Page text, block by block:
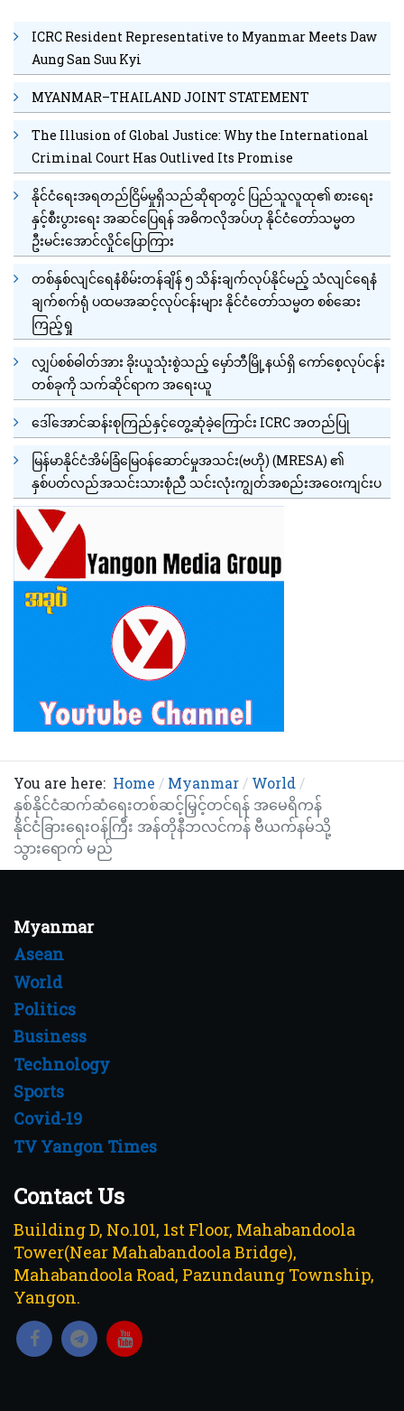
ICRC Resident Representative to Myanmar Meets Daw
Aung San Suu Kyi
MYANMAR–THAILAND JOINT STATEMENT
The Illusion of Global Justice: Why the International
Criminal Court Has Outlived Its Promise
နိုင်ငံရေးအရတည်ငြိမ်မှုရှိသည်ဆိုရာတွင် ပြည်သူလူထု၏ စားရေး
နှင့်စီးပွားရေး အဆင်ပြေရန် အဓိကလိုအပ်ဟု နိုင်ငံတော်သမ္မတ
ဦးမင်းအောင်လှိုင်ပြောကြား
တစ်နှစ်လျင်ရေနံစိမ်းတန်ချိန် ၅ သိန်းချက်လုပ်နိုင်မည့် သံလျင်ရေနံ
ချက်စက်ရုံ ပထမအဆင့်လုပ်ငန်းများ နိုင်ငံတော်သမ္မတ စစ်ဆေး
ကြည့်ရှု
လျှပ်စစ်ဓါတ်အား ခိုးယူသုံးစွဲသည့် မှော်ဘီမြို့နယ်ရှိ ကော်စေ့လုပ်ငန်း
တစ်ခုကို သက်ဆိုင်ရာက အရေးယူ
ဒေါ်အောင်ဆန်းစုကြည်နှင့်တွေ့ဆုံခဲ့ကြောင်း ICRC အတည်ပြု
မြန်မာနိုင်ငံအိမ်ခြံမြေဝန်ဆောင်မှုအသင်း(ဗဟို) (MRESA) ၏
နှစ်ပတ်လည်အသင်းသားစုံညီ သင်းလုံးကျွတ်အစည်းအဝေးကျင်းပ
You are here: Home Myanmar
World
နှစ်နိုင်ငံဆက်ဆံရေးတစ်ဆင့်မြှင့်တင်ရန် အမေရိကန်
နိုင်ငံခြားရေးဝန်ကြီး အန်တိုနီဘလင်ကန် ဗီယက်နမ်သို့
သွားရောက် မည်
Myanmar
Asean
World
Politics
Business
Technology
Sports
Covid-19
TV Yangon Times
Contact Us
Building D, No.101, 1st Floor, Mahabandoola
Tower(Near Mahabandoola Bridge),
Mahabandoola Road, Pazundaung Township,
Yangon.